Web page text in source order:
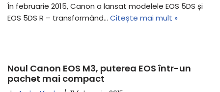
În februarie 2015, Canon a lansat modelele EOS 5DS și
EOS 5DS R – transformând… Citește mai mult »
Noul Canon EOS M3, puterea EOS într-un
pachet mai compact